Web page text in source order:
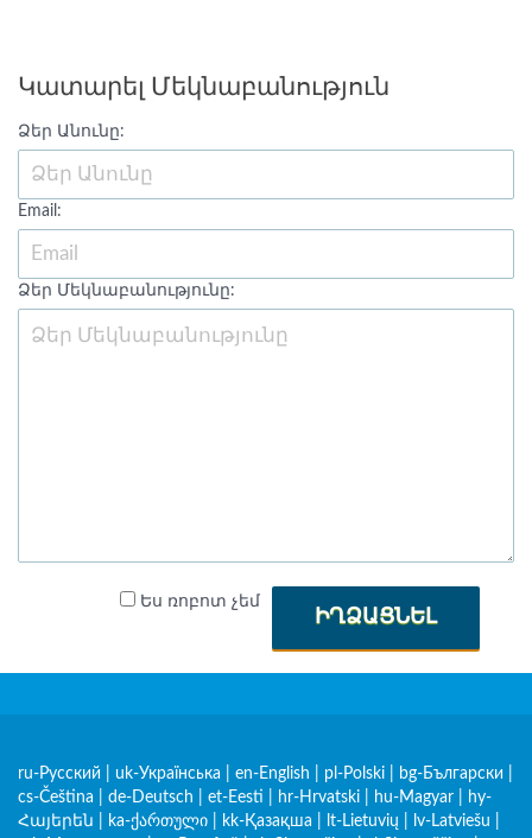
Կատարել Մեկնաբանություն
Ձեր Անունը:
Email:
Ձեր Մեկնաբանությունը:
Ես ռոբոտ չեմ
ԻՂՁԱՑՆԵԼ
ru-Русский uk-Українська en-English pl-Polski bg-Български
cs-Čeština
de-Deutsch et-Eesti hr-Hrvatski hu-Magyar
hy-
Հայերեն
ka-ქართული kk-Қазақша lt-Lietuvių lv-Latviešu